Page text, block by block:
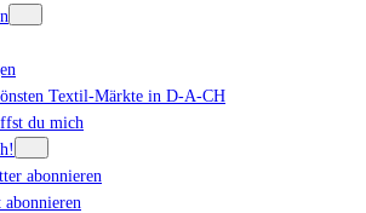
Textil-Märkte in D-A-CH
du mich
abonnieren
abonnieren